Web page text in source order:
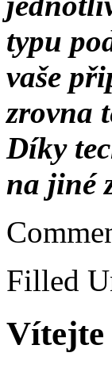
typu
vaše
zrovna
Díky
na jiné
Filled
Vítejte